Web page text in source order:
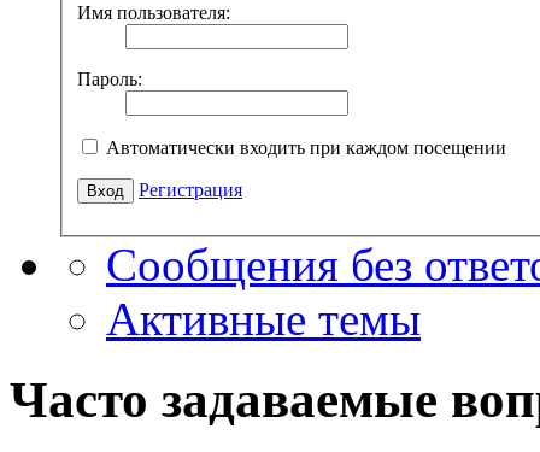
Имя пользователя:
Пароль:
Автоматически входить при каждом посещении
Регистрация
Сообщения без
Активные темы
Часто задаваемые